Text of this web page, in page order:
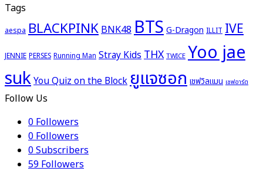
Tags
aespa BLACKPINK BNK48BTSG-Dragon ILLIT IVE
JENNIE PERSES Running Man Stray Kids THX TWICE Yoo jae
sukYou Quiz on the Blockยูแจซอก เชฟวิลแมน เชฟอาร์ต
Follow Us
0 Followers
0 Followers
0Subscribers
59 Followers